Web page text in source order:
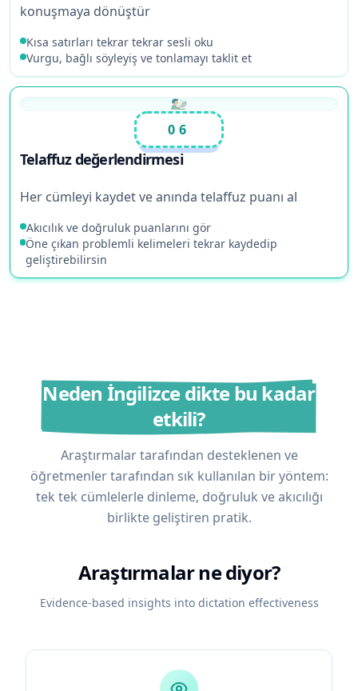
konuşmaya dönüştür
Kısa satırları tekrar tekrar sesli oku
Vurgu, bağlı söyleyiş ve tonlamayı taklit et
06
Telaffuz değerlendirmesi
Her cümleyi kaydet ve anında telaffuz puanı al
Akıcılık ve doğruluk puanlarını gör
Öne çıkan problemli kelimeleri tekrar kaydedip
geliştirebilirsin
Neden İngilizce dikte bu kadar
etkili?
Araştırmalar tarafından desteklenen ve
öğretmenler tarafından sık kullanılan bir yöntem:
tek tek cümlelerle dinleme, doğruluk ve akıcılığı
birlikte geliştiren pratik.
Araştırmalar ne diyor?
Evidence-based insights into dictation effectiveness